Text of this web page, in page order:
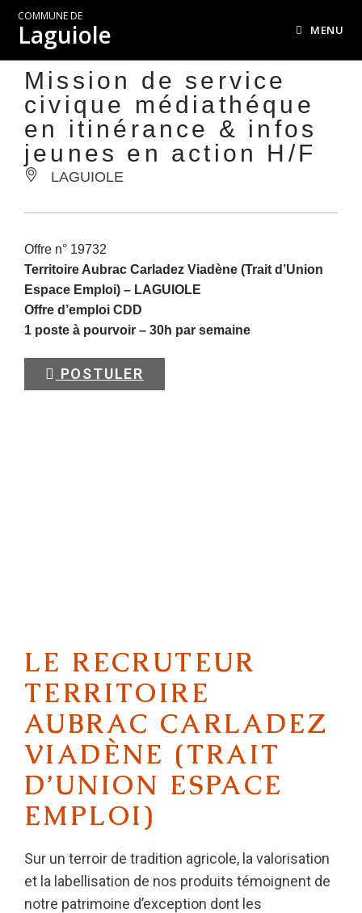
COMMUNE DE
Laguiole MENU
Mission de service
civique médiathéque
en itinérance & infos
jeunes en action H/F
LAGUIOLE
Offre n° 19732
Territoire Aubrac Carladez Viadène (Trait d’Union
Espace Emploi) – LAGUIOLE
Offre d’emploi CDD
1 poste à pourvoir – 30h par semaine
POSTULER
LE RECRUTEUR
TERRITOIRE
AUBRAC CARLADEZ
VIADÈNE (TRAIT
D’UNION ESPACE
EMPLOI)
Sur un terroir de tradition agricole, la valorisation
et la labellisation de nos produits témoignent de
notre patrimoine d’exception dont les